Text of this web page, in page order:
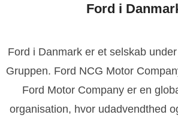
Ford i
Ford i Danmark er et selskab
Gruppen. Ford NCG Motor
Ford Motor Company er en
organisation, hvor udadvendthed